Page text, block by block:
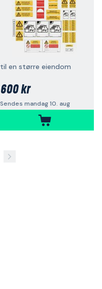
til en større eiendom
600 kr
Sendes mandag 10. aug